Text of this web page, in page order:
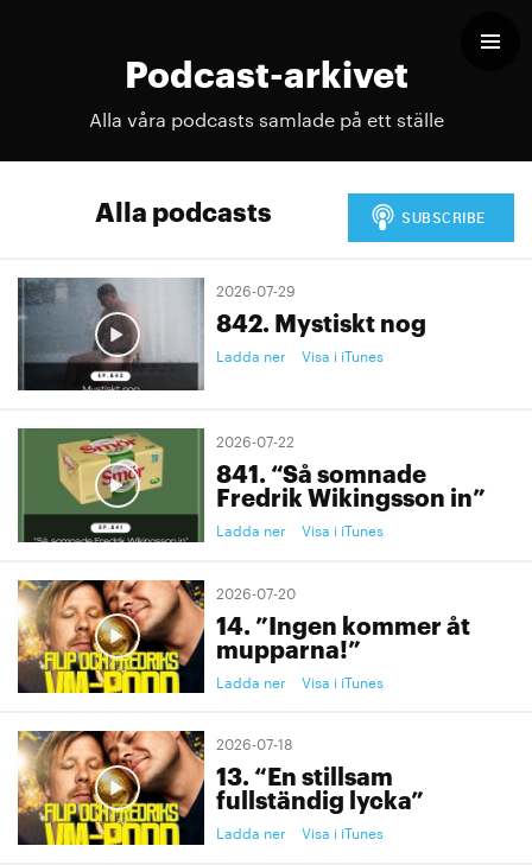
Podcast-arkivet
Alla våra podcasts samlade på ett ställe
Alla podcasts
2026-07-29
842. Mystiskt nog
Ladda ner Visa i iTunes
2026-07-22
841. “Så somnade
Fredrik Wikingsson in”
Ladda ner Visa i iTunes
2026-07-20
14. ”Ingen kommer åt
mupparna!”
Ladda ner Visa i iTunes
2026-07-18
13. “En stillsam
fullständig lycka”
Ladda ner Visa i iTunes